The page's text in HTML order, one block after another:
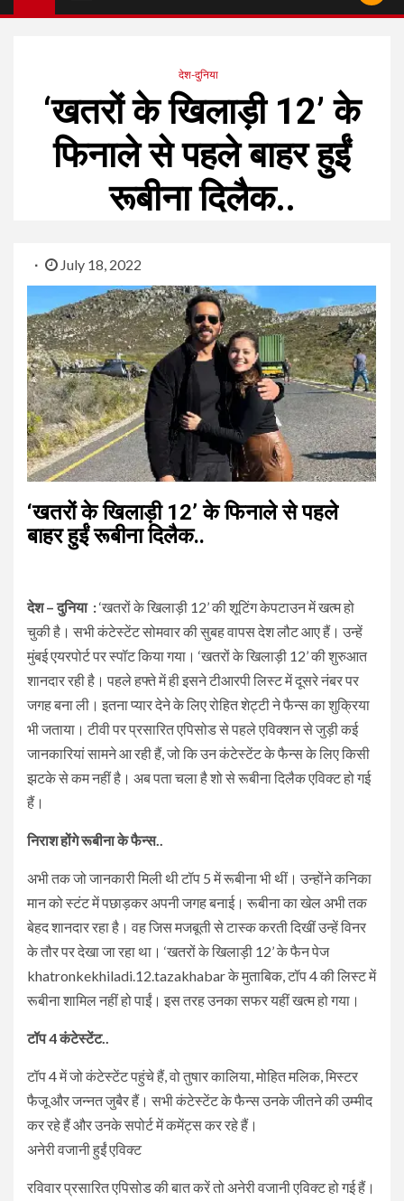
देश-दुनिया
‘खतरों के खिलाड़ी 12’ के
फिनाले से पहले बाहर हुईं
रूबीना दिलैक..
July 18, 2022
‘खतरों के खिलाड़ी 12’ के फिनाले से पहले
बाहर हुईं रूबीना दिलैक..
देश – दुनिया :‘खतरों के खिलाड़ी 12’ की शूटिंग केपटाउन में खत्म हो
चुकी है। सभी कंटेस्टेंट सोमवार की सुबह वापस देश लौट आए हैं। उन्हें
मुंबई एयरपोर्ट पर स्पॉट किया गया। ‘खतरों के खिलाड़ी 12’ की शुरुआत
शानदार रही है। पहले हफ्ते में ही इसने टीआरपी लिस्ट में दूसरे नंबर पर
जगह बना ली। इतना प्यार देने के लिए रोहित शेट्टी ने फैन्स का शुक्रिया
भी जताया। टीवी पर प्रसारित एपिसोड से पहले एविक्शन से जुड़ी कई
जानकारियां सामने आ रही हैं, जो कि उन कंटेस्टेंट के फैन्स के लिए किसी
झटके से कम नहीं है। अब पता चला है शो से रूबीना दिलैक एविक्ट हो गई
हैं।
निराश होंगे रूबीना के फैन्स..
अभी तक जो जानकारी मिली थी टॉप 5 में रूबीना भी थीं। उन्होंने कनिका
मान को स्टंट में पछाड़कर अपनी जगह बनाई। रूबीना का खेल अभी तक
बेहद शानदार रहा है। वह जिस मजबूती से टास्क करती दिखीं उन्हें विनर
के तौर पर देखा जा रहा था। ‘खतरों के खिलाड़ी 12’ के फैन पेज
khatronkekhiladi.12.tazakhabar के मुताबिक, टॉप 4 की लिस्ट में
रूबीना शामिल नहीं हो पाईं। इस तरह उनका सफर यहीं खत्म हो गया।
टॉप 4 कंटेस्टेंट..
टॉप 4 में जो कंटेस्टेंट पहुंचे हैं, वो तुषार कालिया, मोहित मलिक, मिस्टर
फैजू और जन्नत जुबैर हैं। सभी कंटेस्टेंट के फैन्स उनके जीतने की उम्मीद
कर रहे हैं और उनके सपोर्ट में कमेंट्स कर रहे हैं।
अनेरी वजानी हुईं एविक्ट
रविवार प्रसारित एपिसोड की बात करें तो अनेरी वजानी एविक्ट हो गई हैं।